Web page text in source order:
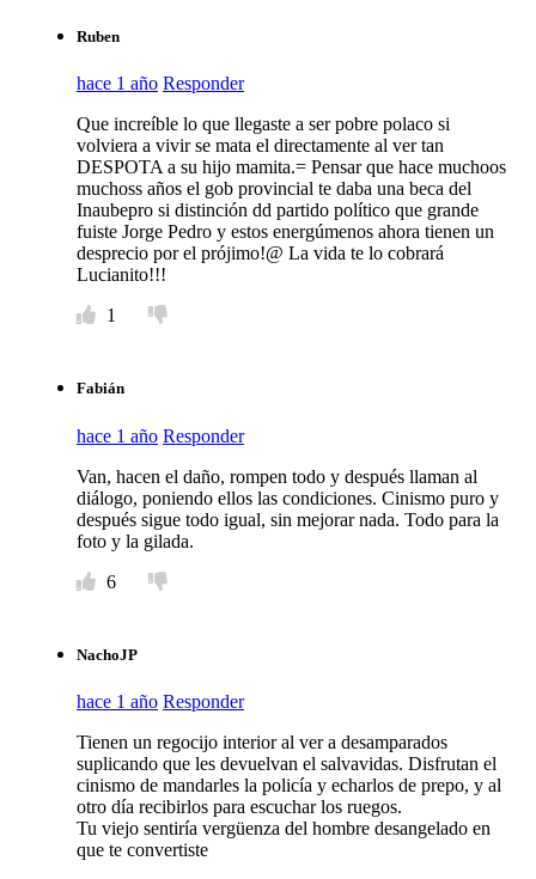
Ruben
hace 1 año Responder
Que increíble lo que llegaste a ser pobre polaco si
volviera a vivir se mata el directamente al ver tan
DESPOTA a su hijo mamita.= Pensar que hace muchoos
muchoss años el gob provincial te daba una beca del
Inaubepro si distinción dd partido político que grande
fuiste Jorge Pedro y estos energúmenos ahora tienen un
desprecio por el prójimo!@ La vida te lo cobrará
Lucianito!!!
1
Fabián
hace 1 año Responder
Van, hacen el daño, rompen todo y después llaman al
diálogo, poniendo ellos las condiciones. Cinismo puro y
después sigue todo igual, sin mejorar nada. Todo para la
foto y la gilada.
6
NachoJP
hace 1 año Responder
Tienen un regocijo interior al ver a desamparados
suplicando que les devuelvan el salvavidas. Disfrutan el
cinismo de mandarles la policía y echarlos de prepo, y al
otro día recibirlos para escuchar los ruegos.
Tu viejo sentiría vergüenza del hombre desangelado en
que te convertiste